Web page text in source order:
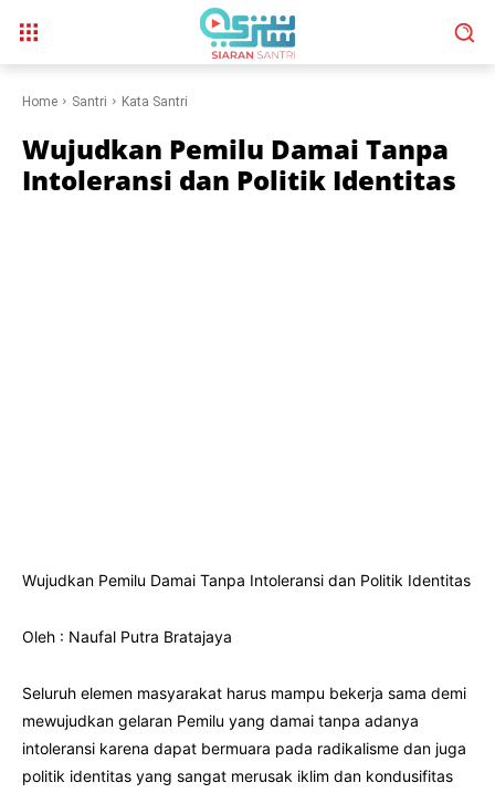
Home Santri Kata Santri
Wujudkan Pemilu Damai Tanpa
Intoleransi dan Politik Identitas
Wujudkan Pemilu Damai Tanpa Intoleransi dan Politik Identitas
Oleh : Naufal Putra Bratajaya
Seluruh elemen masyarakat harus mampu bekerja sama demi
mewujudkan gelaran Pemilu yang damai tanpa adanya
intoleransi karena dapat bermuara pada radikalisme dan juga
politik identitas yang sangat merusak iklim dan kondusifitas